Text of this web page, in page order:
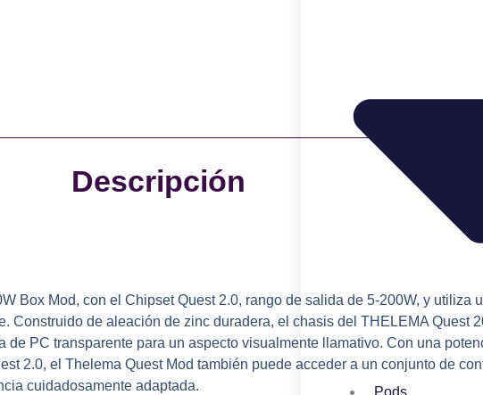
Descripción
Box Mod, con el Chipset Quest 2.0, rango de salida de 5-200W, y utiliza
Construido de aleación de zinc duradera, el chasis del THELEMA Quest
de PC transparente para un aspecto visualmente llamativo. Con una
2.0, el Thelema Quest Mod también puede acceder a un conjunto de
cuidadosamente adaptada.